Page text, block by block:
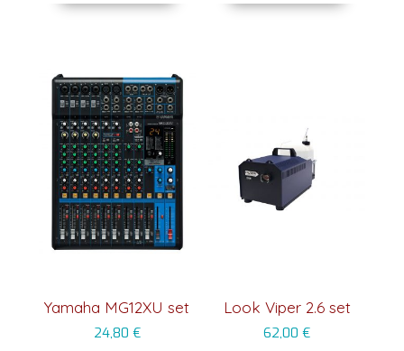
Yamaha MG12XU set
24,80 €
Look Viper 2.6 set
62,00€